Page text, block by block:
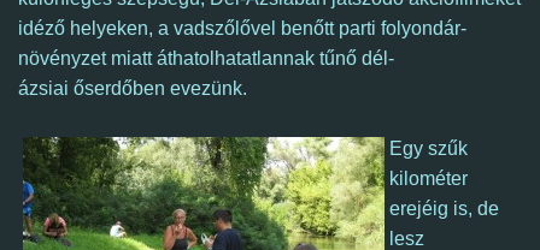
idéző helyeken, a vadszőlővel benőtt parti folyondár-
növényzet miatt áthatolhatatlannak tűnő dél-
ázsiai őserdőben evezünk.
Egy szűk
kilométer
erejéig is, de
esz